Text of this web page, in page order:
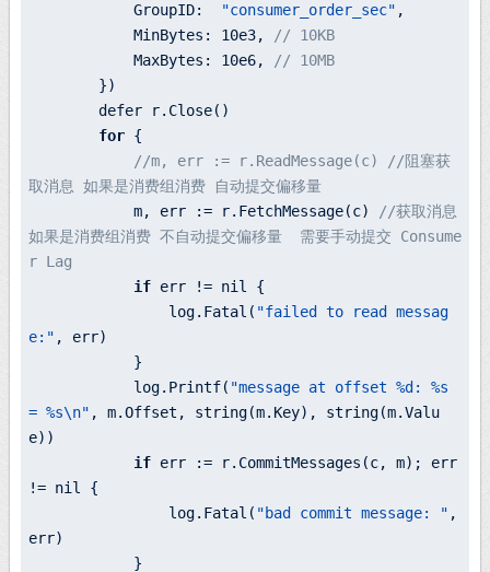
            GroupID:
"consumer_order_sec" ,
            MinBytes:
10e3,
// 10KB
            MaxBytes:
10e6,
// 10MB
        defer
r. Close()
for {
//m, err := r.ReadMessage(c) //阻塞获
取消息 如果是消费组消费 自动提交偏移量
            m, err :=
r. FetchMessage(c)
//获取消息
如果是消费组消费 不自动提交偏移量  需要手动提交 Consume
r Lag
if err != nil {
log. Fatal( "failed to read messag
e:" , err)
log. Printf( "message at offset %d: %s
= %s\n" , m.Offset, string(m. Key), string(m.Valu
e))
if err := r. CommitMessages(c, m); err
!= nil {
log. Fatal( "bad commit message: " ,
err)